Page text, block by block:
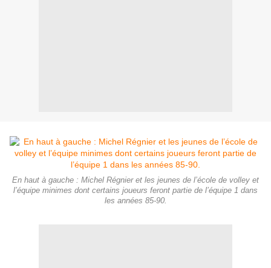
En haut à gauche : Michel Régnier et les jeunes de l’école de volley et
l’équipe minimes dont certains joueurs feront partie de l’équipe 1 dans
les années 85-90.